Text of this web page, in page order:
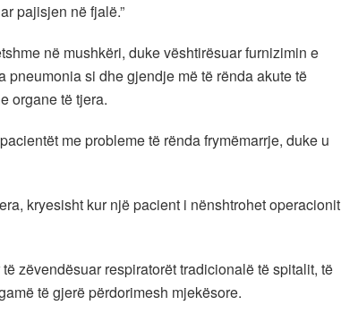
pajisjen në fjalë.”
në mushkëri, duke vështirësuar furnizimin e
si dhe gjendje më të rënda akute të
organe të tjera.
me probleme të rënda frymëmarrje, duke u
kryesisht kur një pacient i nënshtrohet operacionit
zëvendësuar respiratorët tradicionalë të spitalit, të
të gjerë përdorimesh mjekësore.